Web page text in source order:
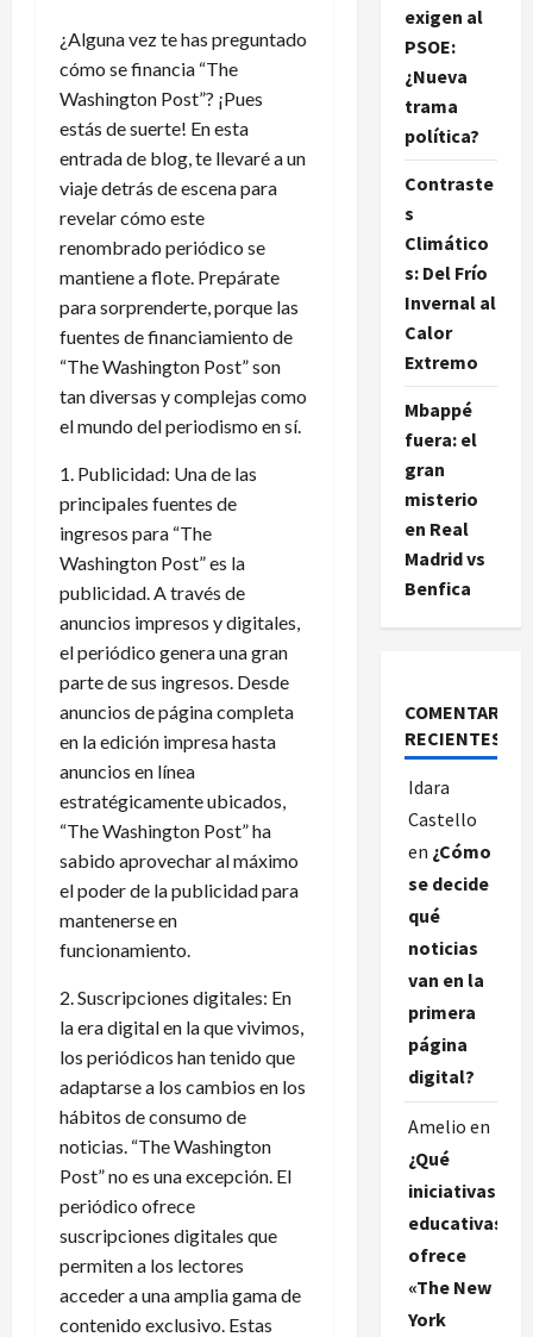
¿Alguna vez te has preguntado
cómo se financia “The
Washington Post”? ¡Pues
estás de suerte! En esta
entrada de blog, te llevaré a un
viaje detrás de escena para
revelar cómo este
renombrado periódico se
mantiene a flote. Prepárate
para sorprenderte, porque las
fuentes de financiamiento de
“The Washington Post” son
tan diversas y complejas como
el mundo del periodismo en sí.
1. Publicidad: Una de las
principales fuentes de
ingresos para “The
Washington Post” es la
publicidad. A través de
anuncios impresos y digitales,
el periódico genera una gran
parte de sus ingresos. Desde
anuncios de página completa
en la edición impresa hasta
anuncios en línea
estratégicamente ubicados,
“The Washington Post” ha
sabido aprovechar al máximo
el poder de la publicidad para
mantenerse en
funcionamiento.
2. Suscripciones digitales: En
la era digital en la que vivimos,
los periódicos han tenido que
adaptarse a los cambios en los
hábitos de consumo de
noticias. “The Washington
Post” no es una excepción. El
periódico ofrece
suscripciones digitales que
permiten a los lectores
acceder a una amplia gama de
contenido exclusivo. Estas
exigen al
PSOE:
¿Nueva
trama
política?
Contraste
s
Climático
s: Del Frío
Invernal al
Calor
Extremo
Mbappé
fuera: el
gran
misterio
en Real
Madrid vs
Benfica
COMENTARIOS
RECIENTES
Idara
Castello
en ¿Cómo
se decide
qué
noticias
van en la
primera
página
digital?
Amelio en
¿Qué
iniciativas
educativas
ofrece
«The New
York